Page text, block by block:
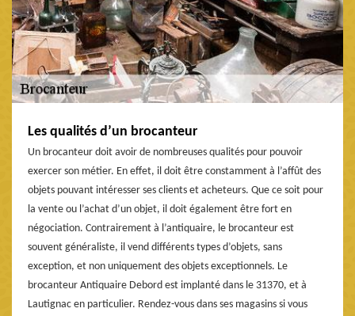
Les qualités d’un brocanteur
Un brocanteur doit avoir de nombreuses qualités pour pouvoir
exercer son métier. En effet, il doit être constamment à l’affût des
objets pouvant intéresser ses clients et acheteurs. Que ce soit pour
la vente ou l’achat d’un objet, il doit également être fort en
négociation. Contrairement à l’antiquaire, le brocanteur est
souvent généraliste, il vend différents types d’objets, sans
exception, et non uniquement des objets exceptionnels. Le
brocanteur Antiquaire Debord est implanté dans le 31370, et à
Lautignac en particulier. Rendez-vous dans ses magasins si vous